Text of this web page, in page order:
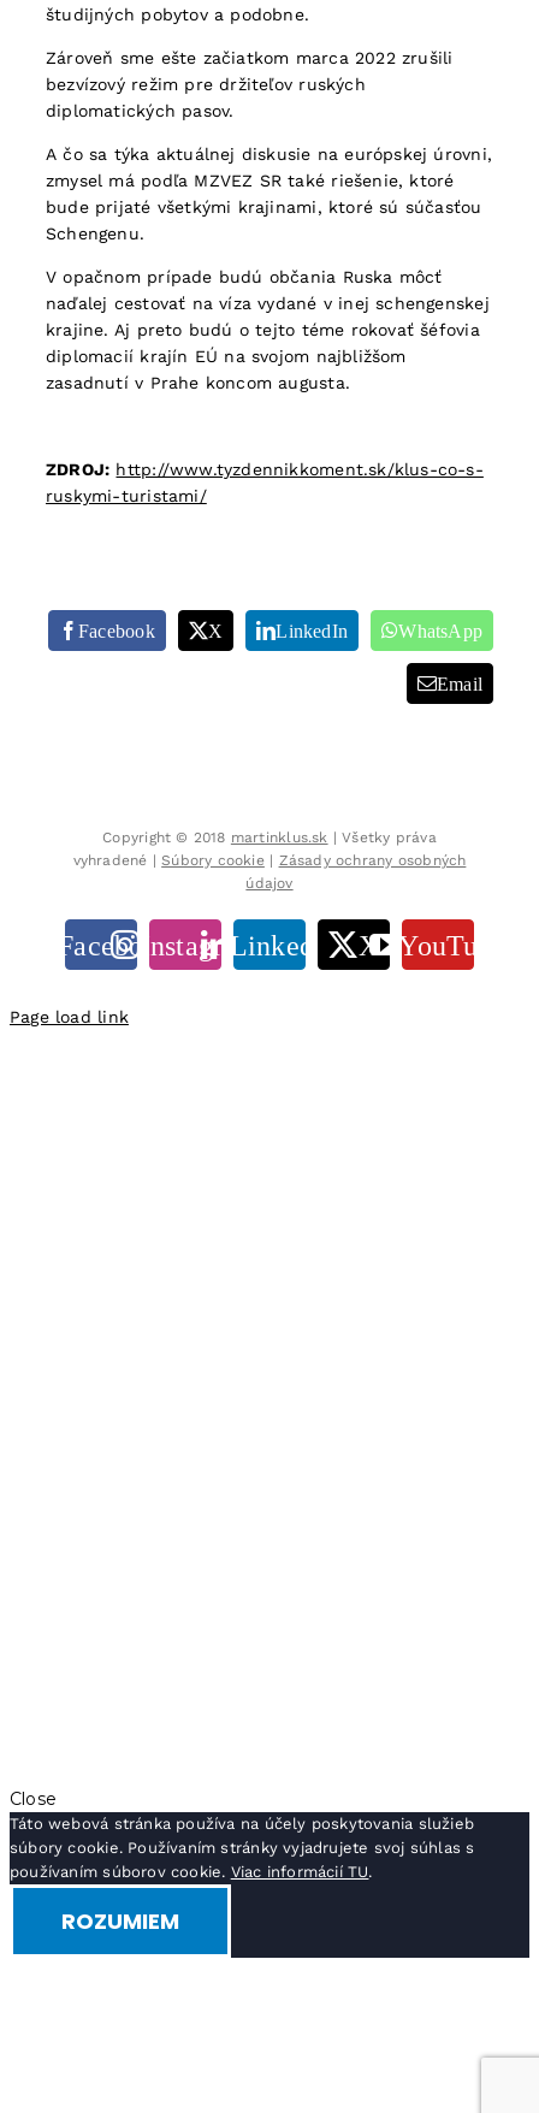
študijných pobytov a podobne.
Zároveň sme ešte začiatkom marca 2022 zrušili
bezvízový režim pre držiteľov ruských
diplomatických pasov.
A čo sa týka aktuálnej diskusie na európskej úrovni,
zmysel má podľa MZVEZ SR také riešenie, ktoré
bude prijaté všetkými krajinami, ktoré sú súčasťou
Schengenu.
V opačnom prípade budú občania Ruska môcť
naďalej cestovať na víza vydané v inej schengenskej
krajine. Aj preto budú o tejto téme rokovať šéfovia
diplomacií krajín EÚ na svojom najbližšom
zasadnutí v Prahe koncom augusta.
ZDROJ: http://www.tyzdennikkoment.sk/klus-co-s-
ruskymi-turistami/
Facebook X LinkedIn WhatsApp
Email
Copyright © 2018 martinklus.sk | Všetky práva
vyhradené |Súbory cookie| Zásady ochrany osobných
údajov
FacebookInstagramLinkedIn X YouTube
Page load link
Close
Táto webová stránka používa na účely poskytovania služieb
súbory cookie. Používaním stránky vyjadrujete svoj súhlas s
používaním súborov cookie. Viac informácií TU.
ROZUMIEM